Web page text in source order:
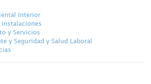
Interior
y Servicios
y Seguridad y Salud Laboral